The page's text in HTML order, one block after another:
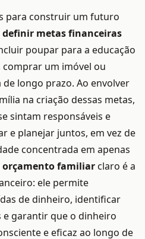
para construir um futuro
definir metas financeiras
poupar para a educação
um imóvel ou
longo prazo. Ao envolver
na criação dessas metas,
sintam responsáveis e
e planejar juntos, em vez de
concentrada em apenas
orçamento familiar claro é a
ele permite
de dinheiro, identificar
e garantir que o dinheiro
e eficaz ao longo de